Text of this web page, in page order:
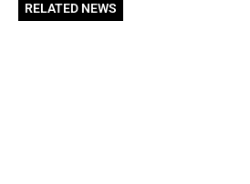
RELATED NEWS